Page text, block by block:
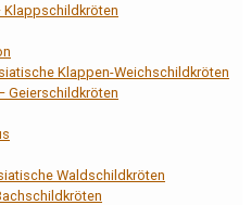
Klappschildkröten
Klappen-Weichschildkröten
Geierschildkröten
Waldschildkröten